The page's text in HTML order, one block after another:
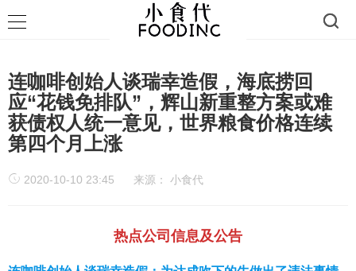
连咖啡创始人谈瑞幸造假，海底捞回
应“花钱免排队”，辉山新重整方案或难
获债权人统一意见，世界粮食价格连续
第四个月上涨
2020-10-10 23:45 来源： 小食代
热点公司信息及公告